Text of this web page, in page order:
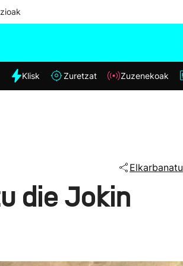
Klisk Zuretzat Zuzenekoak
Elkarbanatu
die Jokin